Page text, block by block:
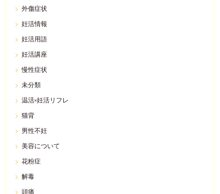
外傷症状
妊活情報
妊活用語
妊活講座
慢性症状
未分類
温活×妊活リフレ
猫背
男性不妊
美容について
花粉症
解毒